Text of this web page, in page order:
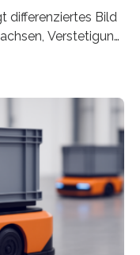
differenziertes Bild
Verstetigung
zu
Mayer-Straße
und was sie
Frankfurt University
untersucht und
Gemeinsam mit
sie am 15.